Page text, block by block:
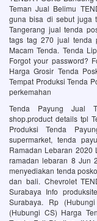
Teman Jual Belimu
guna bisa di sebut juga
Tangerang jual tenda
tags tag 270 jual tenda
Macam Tenda. Tenda
Forgot your password?
Harga Grosir Tenda
Tempat Produksi Tenda
perkemahan
Tenda Payung Jual
shop.product details tpl
Produksi Tenda
supermarket, tenda
Ramadan Lebaran 2020
ramadan lebaran 8 Jun
menyediakan tenda
dan bali. Chevrolet
Surabaya Info
Surabaya. Rp
(Hubungi CS) Harga